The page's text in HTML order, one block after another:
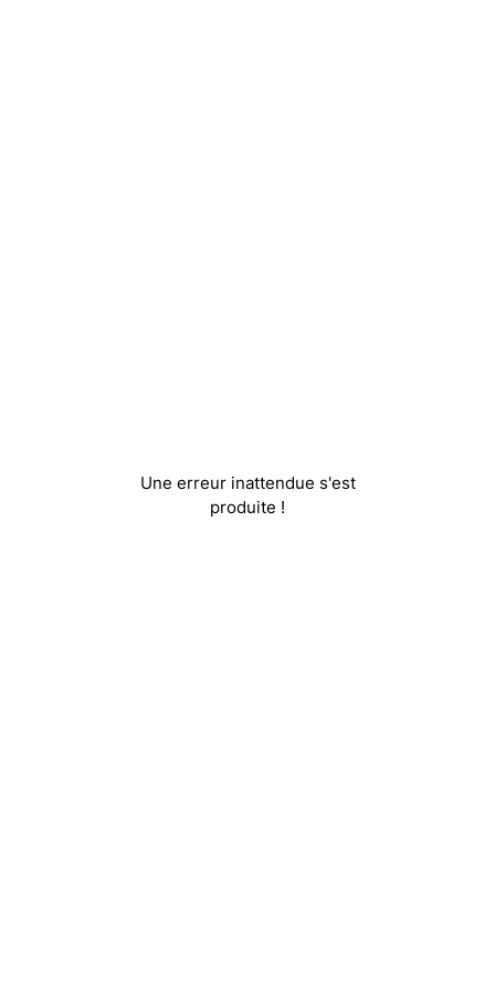
Une erreur inattendue s'est
produite !